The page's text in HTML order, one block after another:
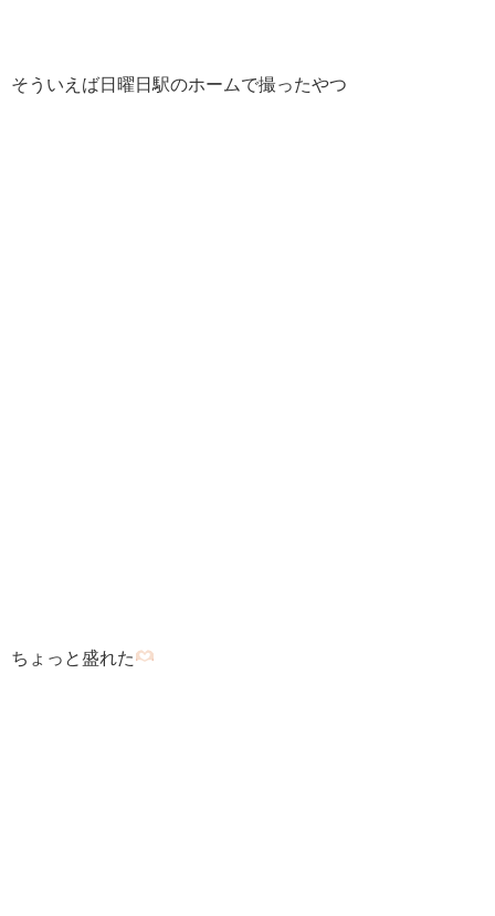
そういえば日曜日駅のホームで撮ったやつ
ちょっと盛れた